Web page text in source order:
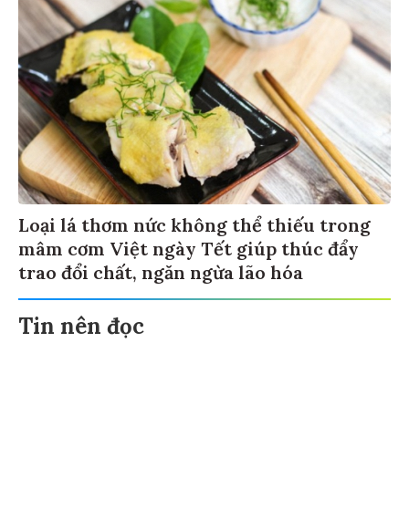
Loại lá thơm nức không thể thiếu trong
mâm cơm Việt ngày Tết giúp thúc đẩy
trao đổi chất, ngăn ngừa lão hóa
Tin nên đọc